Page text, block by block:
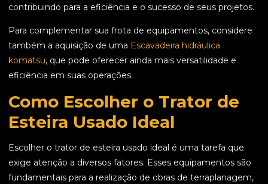
contribuindo para a eficiência e o sucesso de seus projetos.
Para complementar sua frota de equipamentos, considere
também a aquisição de uma Escavadeira hidráulica
komatsu, que pode oferecer ainda mais versatilidade e
eficiência em suas operações.
Como Escolher o Trator de
Esteira Usado Ideal
Escolher o trator de esteira usado ideal é uma tarefa que
exige atenção a diversos fatores. Esses equipamentos são
fundamentais para a realização de obras de terraplanagem,